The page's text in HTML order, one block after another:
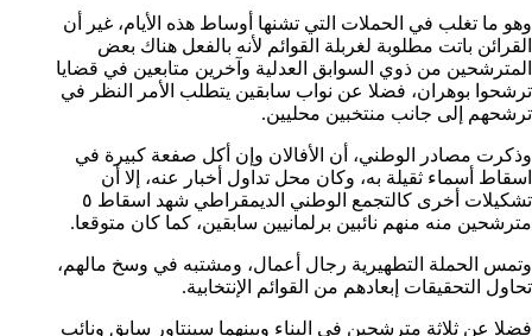
وهو ما تغلب في الحملات التي تشنها أوساط هذه الأيام، غير أن
القرائن باتت مطلوبة لغربلة القوائم لأنه بالفعل هناك بعض
المترشحين من ذوي السوابق العدلية وآخرين متابعين في قضايا
ترشحوا بوهران، فضلا عن نواب سابقين يتطلب الأمر النظر في
ترشحهم إلى جانب منتخبين محليين.
وذكرت مصادر الوطني، أن الأفالان وإن أكل صفعة كبيرة في
اسقاط أسماء ثقيلة به، وكان محل تداول أخبار عنه، إلا أن
تشكيلات أخرى كالتجمع الوطني الديمقراطي شهد اسقاط ٥
مترشحين منه منهم نائبين برلمانيين سابقين، كما كان متوقعا.
وتمس الحملة التطهيرية رجال أعمال، ومشتبه في وسخ مالهم،
تحاول التحقيقات إبعادهم من القوائم الإنتخابية.
فضلا عن ثلاثة مترشحين في البناء وبينهما سينتاور سابق ونائب